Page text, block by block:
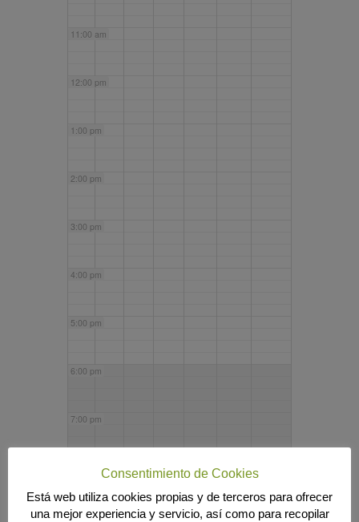
11:00 am
12:00 pm
1:00 pm
2:00 pm
3:00 pm
4:00 pm
5:00 pm
6:00 pm
7:00 pm
9:00 pm
Consentimiento de Cookies
Está web utiliza cookies propias y de terceros para ofrecer
una mejor experiencia y servicio, así como para recopilar